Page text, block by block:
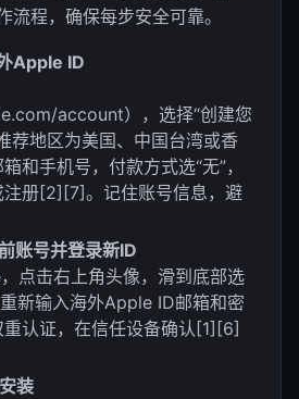
流程，确保每步安全可靠。
Apple ID
account），选择“创建您
荐地区为美国、中国台湾或香
和手机号，付款方式选“无”，
注册[2][7]。记住账号信息，避
账号并登录新ID
点击右上角头像，滑到底部选
新输入海外Apple ID邮箱和密
认证，在信任设备确认[1][6]
装